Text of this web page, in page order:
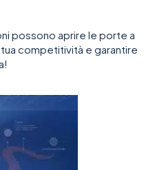
possono aprire le porte a
competitività e garantire